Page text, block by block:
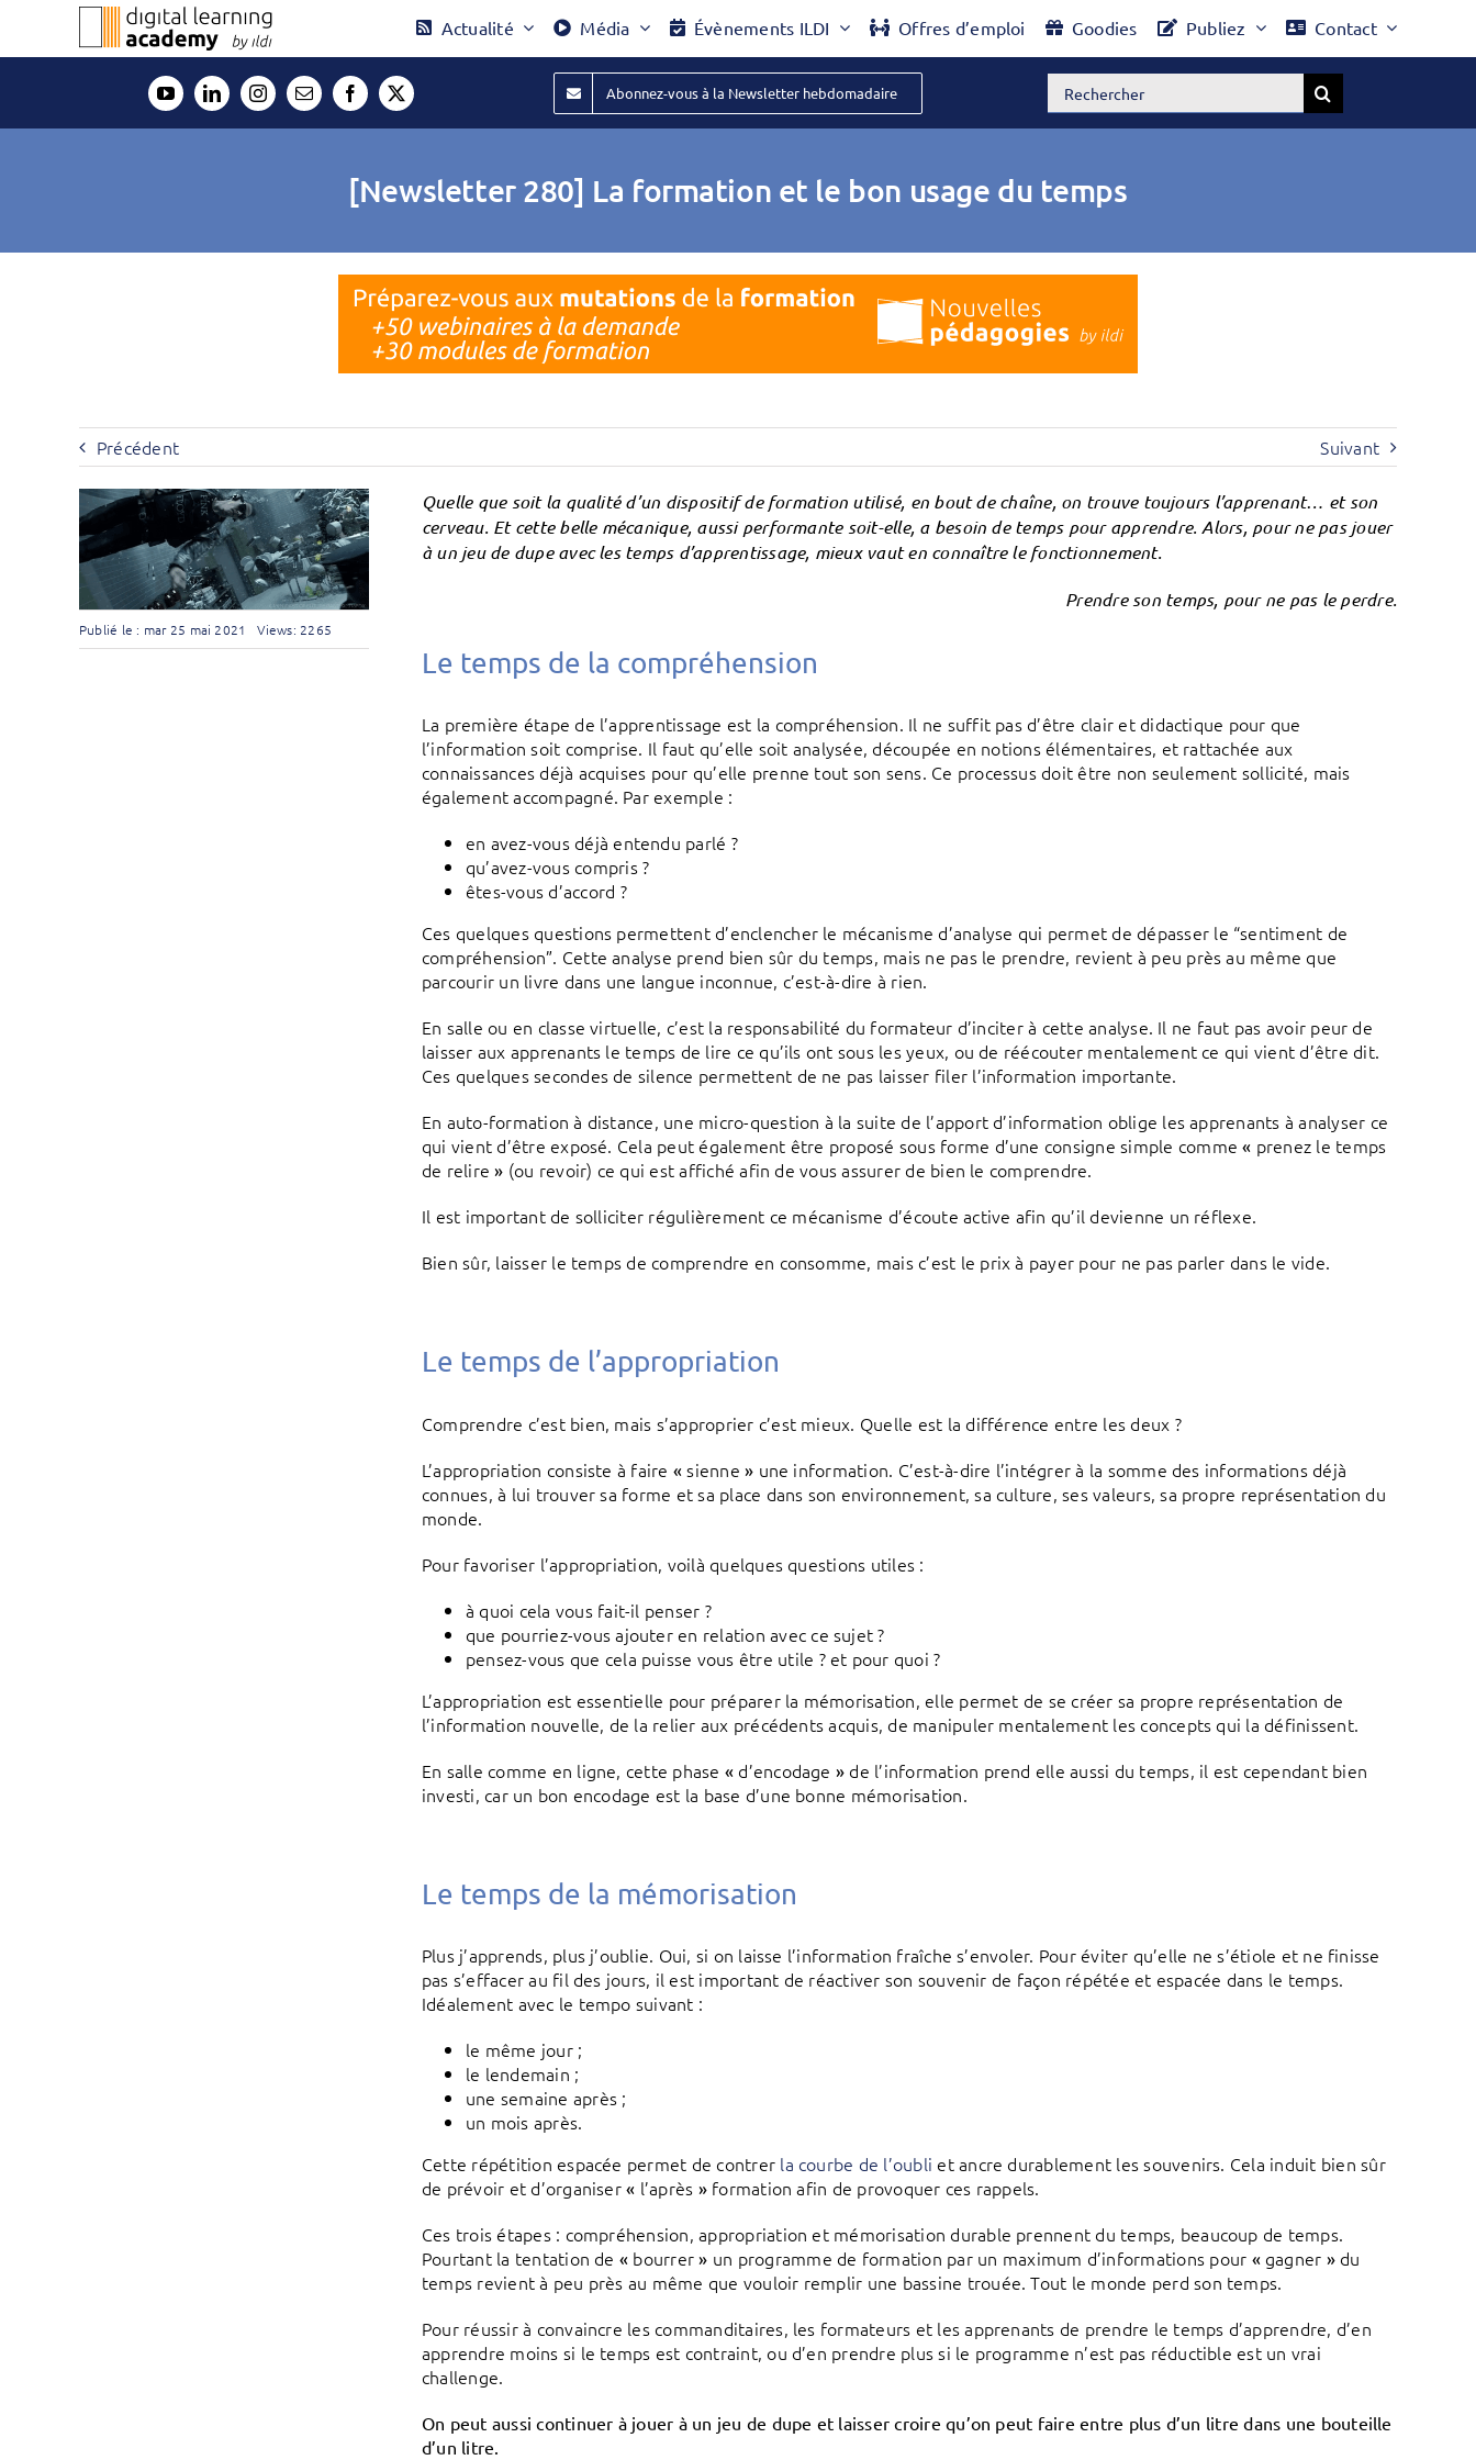
contenu
Actualité Média Évènements ILDI Offres d’emploi Goodies Publiez Contact
Abonnez-vous à la Newsletter hebdomadaire Rechercher:
[Newsletter 280] La formation et le bon usage du temps
Précédent Suivant
Publié le : mar 25 mai 2021 Views: 2265
Quelle que soit la qualité d’un dispositif de formation utilisé, en bout de chaîne, on trouve toujours l’apprenant… et son
cerveau. Et cette belle mécanique, aussi performante soit-elle, a besoin de temps pour apprendre. Alors, pour ne pas jouer
à un jeu de dupe avec les temps d’apprentissage, mieux vaut en connaître le fonctionnement.
Prendre son temps, pour ne pas le perdre.
Le temps de la compréhension
La première étape de l’apprentissage est la compréhension. Il ne suffit pas d’être clair et didactique pour que
l’information soit comprise. Il faut qu’elle soit analysée, découpée en notions élémentaires, et rattachée aux
connaissances déjà acquises pour qu’elle prenne tout son sens. Ce processus doit être non seulement sollicité, mais
également accompagné. Par exemple :
en avez-vous déjà entendu parlé ?
qu’avez-vous compris ?
êtes-vous d’accord ?
Ces quelques questions permettent d’enclencher le mécanisme d’analyse qui permet de dépasser le “sentiment de
compréhension”. Cette analyse prend bien sûr du temps, mais ne pas le prendre, revient à peu près au même que
parcourir un livre dans une langue inconnue, c’est-à-dire à rien.
En salle ou en classe virtuelle, c’est la responsabilité du formateur d’inciter à cette analyse. Il ne faut pas avoir peur de
laisser aux apprenants le temps de lire ce qu’ils ont sous les yeux, ou de réécouter mentalement ce qui vient d’être dit.
Ces quelques secondes de silence permettent de ne pas laisser filer l’information importante.
En auto-formation à distance, une micro-question à la suite de l’apport d’information oblige les apprenants à analyser ce
qui vient d’être exposé. Cela peut également être proposé sous forme d’une consigne simple comme« prenez le temps
de relire » (ou revoir) ce qui est affiché afin de vous assurer de bien le comprendre.
Il est important de solliciter régulièrement ce mécanisme d’écoute active afin qu’il devienne un réflexe.
Bien sûr, laisser le temps de comprendre en consomme, mais c’est le prix à payer pour ne pas parler dans le vide.
Le temps de l’appropriation
Comprendre c’est bien, mais s’approprier c’est mieux. Quelle est la différence entre les deux ?
L’appropriation consiste à faire «sienne » une information. C’est-à-dire l’intégrer à la somme des informations déjà
connues, à lui trouver sa forme et sa place dans son environnement, sa culture, ses valeurs, sa propre représentation du
monde.
Pour favoriser l’appropriation, voilà quelques questions utiles :
à quoi cela vous fait-il penser ?
que pourriez-vous ajouter en relation avec ce sujet ?
pensez-vous que cela puisse vous être utile ? et pour quoi ?
L’appropriation est essentielle pour préparer la mémorisation, elle permet de se créer sa propre représentation de
l’information nouvelle, de la relier aux précédents acquis, de manipuler mentalement les concepts qui la définissent.
En salle comme en ligne, cette phase « d’encodage » de l’information prend elle aussi du temps, il est cependant bien
investi, car un bon encodage est la base d’une bonne mémorisation.
Le temps de la mémorisation
Plus j’apprends, plus j’oublie. Oui, si on laisse l’information fraîche s’envoler. Pour éviter qu’elle ne s’étiole et ne finisse
pas s’effacer au fil des jours, il est important de réactiver son souvenir de façon répétée et espacée dans le temps.
Idéalement avec le tempo suivant :
le même jour ;
le lendemain ;
une semaine après ;
un mois après.
Cette répétition espacée permet de contrer la courbe de l’oubli et ancre durablement les souvenirs. Cela induit bien sûr
de prévoir et d’organiser« l’après »formation afin de provoquer ces rappels.
Ces trois étapes : compréhension, appropriation et mémorisation durable prennent du temps, beaucoup de temps.
Pourtant la tentation de « bourrer » un programme de formation par un maximum d’informations pour « gagner »du
temps revient à peu près au même que vouloir remplir une bassine trouée. Tout le monde perd son temps.
Pour réussir à convaincre les commanditaires, les formateurs et les apprenants de prendre le temps d’apprendre, d’en
apprendre moins si le temps est contraint, ou d’en prendre plus si le programme n’est pas réductible est un vrai
challenge.
On peut aussi continuer à jouer à un jeu de dupe et laisser croire qu’on peut faire entre plus d’un litre dans une bouteille
d’un litre.